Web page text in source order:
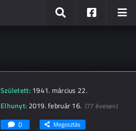
Született:1941. március 22.
Elhunyt: 2019. február 16. (77 évesen)
0 Megosztás